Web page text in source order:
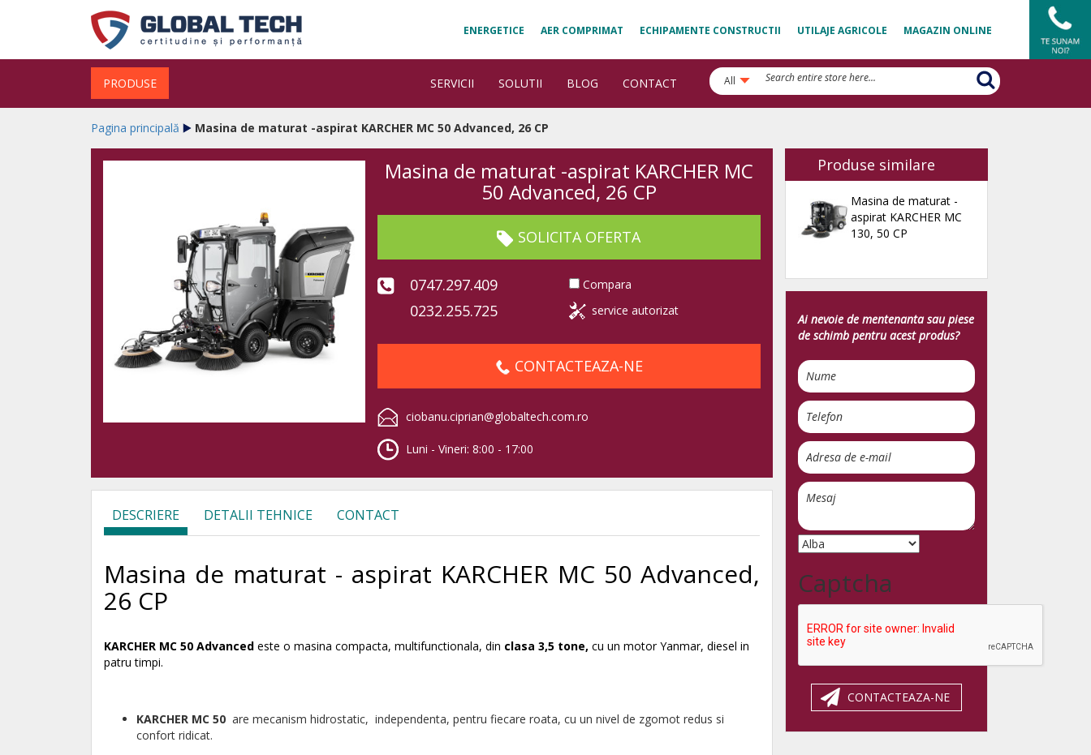
ENERGETICE AER COMPRIMAT ECHIPAMENTE CONSTRUCTII UTILAJE AGRICOLE MAGAZIN ONLINE
PRODUSE SERVICII SOLUTII BLOG CONTACT All
Pagina principală Masina de maturat -aspirat KARCHER MC 50 Advanced, 26 CP
Masina de maturat -aspirat KARCHER MC
50 Advanced, 26 CP
SOLICITA OFERTA
0747.297.409
0232.255.725
Compara
service autorizat
CONTACTEAZA-NE
ciobanu.ciprian@globaltech.com.ro
Luni - Vineri: 8:00 - 17:00
DESCRIERE DETALII TEHNICE CONTACT
Masina de maturat - aspirat KARCHER MC 50 Advanced,
26 CP
KARCHER MC 50 Advanced este o masina compacta, multifunctionala, din clasa 3,5 tone, cu un motor Yanmar, diesel in
patru timpi.
KARCHER MC 50 are mecanism hidrostatic, independenta, pentru fiecare roata, cu un nivel de zgomot redus si
confort ridicat.
Produse similare
Masina de maturat -
aspirat KARCHER MC
130, 50 CP
Ai nevoie de mentenanta sau piese
de schimb pentru acest produs?
Captcha
CONTACTEAZA-NE